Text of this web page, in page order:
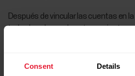
Consent Details
Después de vincular las cuentas en
todos los planes de entrenamiento y
entrenamiento de TrainingPeaks
día. Si deseas iniciar la sincronización